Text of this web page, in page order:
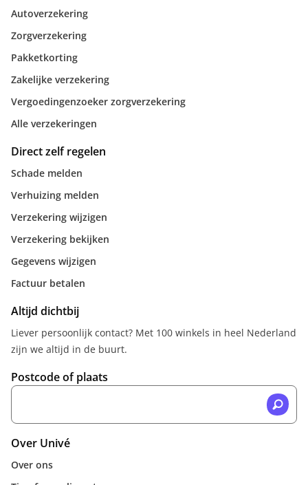
Autoverzekering
Zorgverzekering
Pakketkorting
Zakelijke verzekering
Vergoedingenzoeker zorgverzekering
Alle verzekeringen
Direct zelf regelen
Schade melden
Verhuizing melden
Verzekering wijzigen
Verzekering bekijken
Gegevens wijzigen
Factuur betalen
Altijd dichtbij
Liever persoonlijk contact? Met 100 winkels in heel Nederland
zijn we altijd in de buurt.
Postcode of plaats
Over Univé
Over ons